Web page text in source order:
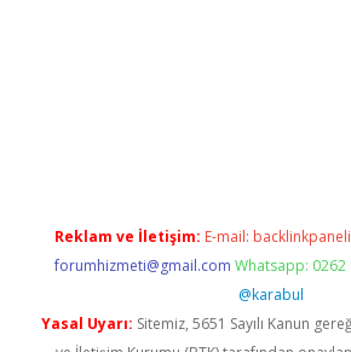
Reklam ve İletişim: E-mail:
forumhizmeti@gmail.com Whatsapp: 0262
@karabul
Yasal Uyarı: Sitemiz, 5651 Sayılı Kanun